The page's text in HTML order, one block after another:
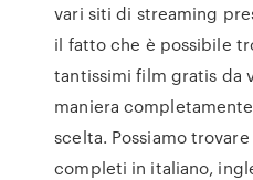
vari siti di streaming
il fatto che è possibile
tantissimi film gratis da
maniera
scelta. Possiamo
completi in italiano,